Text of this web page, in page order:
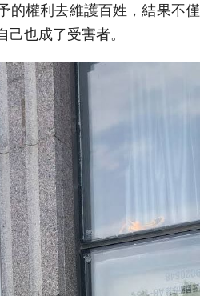
的權利去維護百姓，結果不僅
也成了受害者。